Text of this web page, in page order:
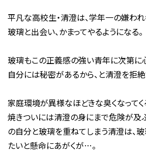
平凡な高校生・清澄は、学年一の嫌わ
玻璃と出会い、かまってやるようになる。
玻璃もこの正義感の強い青年に次第に
自分には秘密があるから、と清澄を拒絶
家庭環境が異様なほどきな臭くなって
焼きついには清澄の身にまで危険が及ぶ
の自分と玻璃を重ねてしまう清澄は、
たいと懸命にあがくが…。